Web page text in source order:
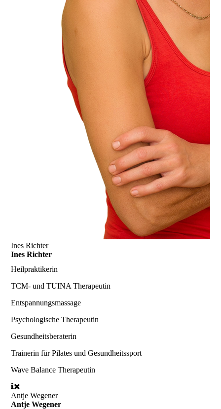
Ines Richter
Ines Richter
Heilpraktikerin
TCM- und TUINA Therapeutin
Entspannungsmassage
Psychologische Therapeutin
Gesundheitsberaterin
Trainerinfür Pilates und Gesundheitssport
Wave Balance Therapeutin
Antje Wegener
Antje Wegener